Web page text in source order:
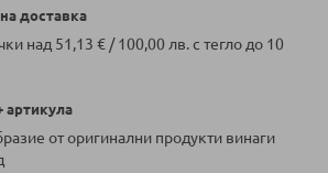
доставка
над 51,13 € / 100,00 лв. с тегло до 10
артикула
от оригинални продукти винаги